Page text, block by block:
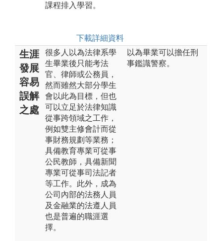
課程排入學習。
下載詳細資料
生涯
發展
容易
誤解
之處
很多人以為法律系學
生畢業後只能考法
官、律師或公務員，
然而雖然大部分學生
會以此為目標，但也
可以立足於法律知識
從事跨領域之工作，
例如雙主修會計而從
事財務規劃等業務；
具備教育專業可從事
公民教師，具備新聞
專業可從事司法記者
等工作。此外，成為
公司內部的法務人員
及金融業的法遵人員
也是普遍的職涯選
擇。
以為畢業可以擔任刑
事鑑識警察。